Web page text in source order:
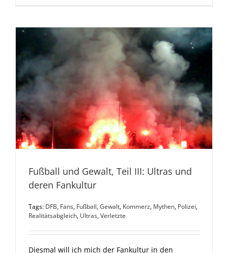
Fußball und Gewalt, Teil III: Ultras und
deren Fankultur
Tags: DFB, Fans, Fußball,Gewalt, Kommerz, Mythen, Polizei,
Realitätsabgleich, Ultras,Verletzte
Diesmal will ich mich der Fankultur in den